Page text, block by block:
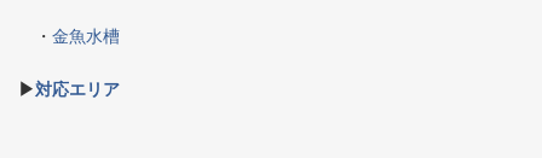
・ 金魚水槽
▶対応エリア